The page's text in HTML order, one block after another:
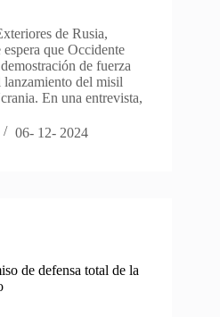
de Rusia,
que Occidente
de fuerza
del misil
En una entrevista,
06- 12- 2024
de defensa total de la